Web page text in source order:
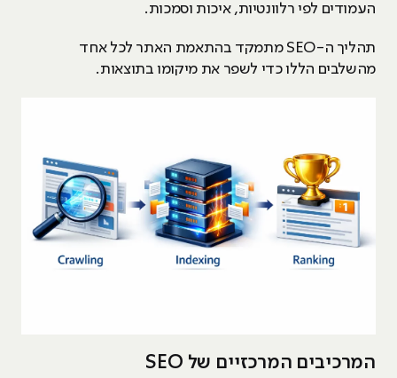
העמודים לפי רלוונטיות, איכות וסמכות.
תהליך ה-SEO מתמקד בהתאמת האתר לכל אחד
מהשלבים הללו כדי לשפר את מיקומו בתוצאות.
המרכיבים המרכזיים של SEO